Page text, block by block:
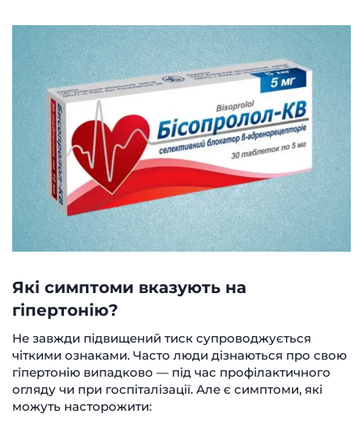
Які симптоми вказують на
гіпертонію?
Не завжди підвищений тиск супроводжується
чіткими ознаками. Часто люди дізнаються про свою
гіпертонію випадково — під час профілактичного
огляду чи при госпіталізації. Але є симптоми, які
можуть насторожити: